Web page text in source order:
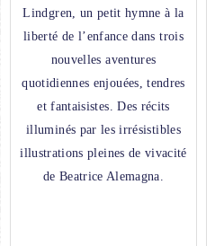
Lindgren, un petit hymne à la
liberté de l’enfance dans trois
nouvelles aventures
quotidiennes enjouées, tendres
et fantaisistes. Des récits
illuminés par les irrésistibles
illustrations pleines de vivacité
de Beatrice Alemagna.